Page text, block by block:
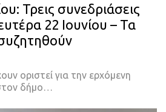
Τρεις συνεδριάσεις
22 Ιουνίου – Τα
οριστεί για την ερχόμενη
δήμο…